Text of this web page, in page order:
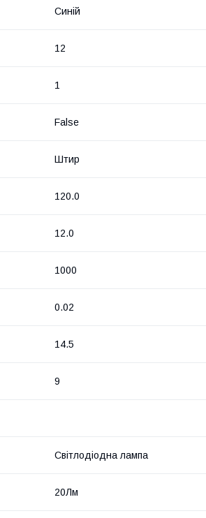
Синій
12
1
False
Штир
120.0
12.0
1000
0.02
14.5
9
Світлодіодна лампа
20Лм